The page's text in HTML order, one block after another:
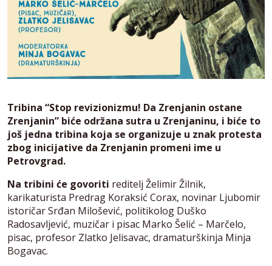
Tribina “Stop revizionizmu! Da Zrenjanin ostane
Zrenjanin” biće održana sutra u Zrenjaninu, i biće to
još jedna tribina koja se organizuje u znak protesta
zbog inicijative da Zrenjanin promeni ime u
Petrovgrad.
Na tribini će govoriti reditelj Želimir Žilnik,
karikaturista Predrag Koraksić Corax, novinar Ljubomir
istoričar Srđan Milošević, politikolog Duško
Radosavljević, muzičar i pisac Marko Šelić – Marčelo,
pisac, profesor Zlatko Jelisavac, dramaturškinja Minja
Bogavac.